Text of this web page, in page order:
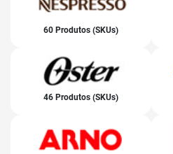
60 Produtos (SKUs)
46 Produtos (SKUs)